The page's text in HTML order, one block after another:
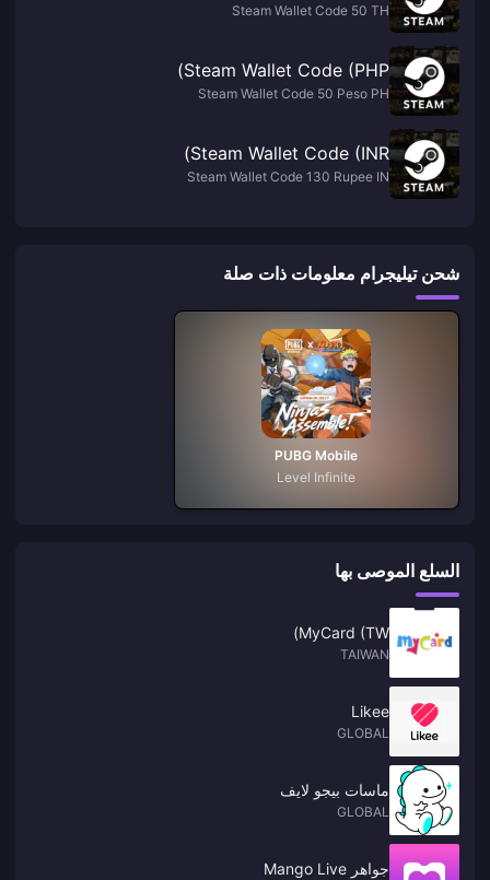
Steam Wallet Code 50 TH
Steam Wallet Code (PHP)
Steam Wallet Code 50 Peso PH
Steam Wallet Code (INR)
Steam Wallet Code 130 Rupee IN
شحن تيليجرام معلومات ذات صلة
PUBG Mobile
Level Infinite
السلع الموصى بها
MyCard (TW)
TAIWAN
Likee
GLOBAL
ماسات بيجو لايف
GLOBAL
جواهر Mango Live